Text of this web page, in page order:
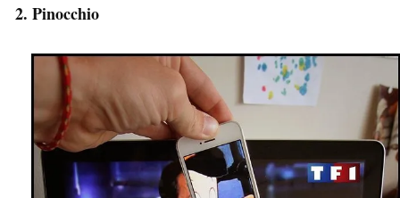
2. Pinocchio